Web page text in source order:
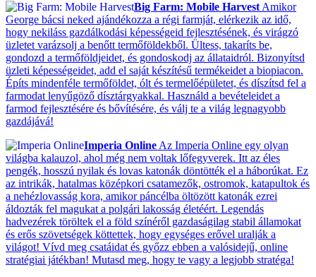
Big Farm: Mobile Harvest Amikor
George bácsi neked ajándékozza a régi farmját, elérkezik az idő,
hogy nekiláss gazdálkodási képességeid fejlesztésének, és virágzó
üzletet varázsolj a benőtt termőföldekből. Ültess, takaríts be,
gondozd a termőföldjeidet, és gondoskodj az állataidról. Bizonyítsd
üzleti képességeidet, add el saját készítésű termékeidet a biopiacon.
Építs mindenféle termőföldet, ólt és termelőépületet, és díszítsd fel a
farmodat lenyűgöző dísztárgyakkal. Használd a bevételeidet a
farmod fejlesztésére és bővítésére, és válj te a világ legnagyobb
gazdájává!
Imperia Online Az Imperia Online egy olyan
világba kalauzol, ahol még nem voltak lőfegyverek. Itt az éles
pengék, hosszú nyilak és lovas katonák döntötték el a háborúkat. Ez
az intrikák, hatalmas középkori csatamezők, ostromok, katapultok és
a nehézlovasság kora, amikor páncélba öltözött katonák ezrei
áldozták fel magukat a polgári lakosság életéért. Legendás
hadvezérek töröltek el a föld színéről gazdaságilag stabil államokat
és erős szövetségek köttettek, hogy egységes erővel uralják a
világot! Vívd meg csatáidat és győzz ebben a valósidejű, online
stratégiai játékban! Mutasd meg, hogy te vagy a legjobb stratéga!